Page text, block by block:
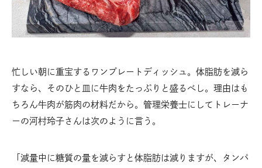
忙しい朝に重宝するワンプレートディッシュ。体脂肪を減ら
すなら、そのひと皿に牛肉をたっぷりと盛るべし。理由はも
ちろん牛肉が筋肉の材料だから。管理栄養士にしてトレーナ
ーの河村玲子さんは次のように言う。
「減量中に糖質の量を減らすと体脂肪は減りますが、タンパ